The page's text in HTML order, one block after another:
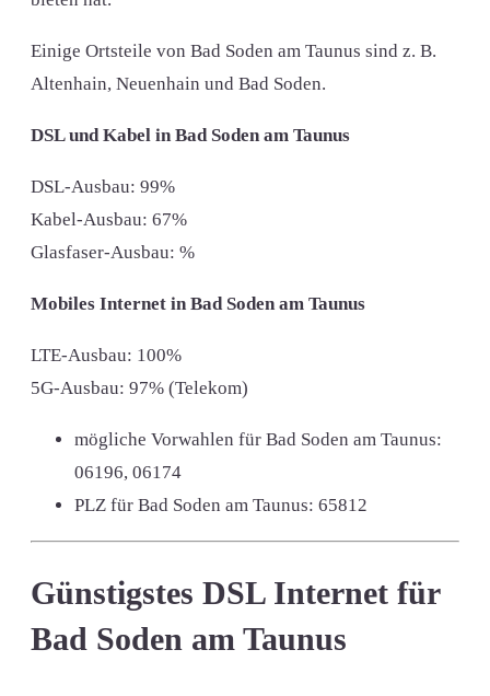
Einige Ortsteile von Bad Soden am Taunus sind z. B.
Altenhain, Neuenhain und Bad Soden.
DSL und Kabel in Bad Soden am Taunus
DSL-Ausbau: 99%
Kabel-Ausbau: 67%
Glasfaser-Ausbau: %
Mobiles Internet in Bad Soden am Taunus
LTE-Ausbau: 100%
5G-Ausbau: 97% (Telekom)
mögliche Vorwahlen für Bad Soden am Taunus:
06196, 06174
PLZ für Bad Soden am Taunus: 65812
Günstigstes DSL Internet für
Bad Soden am Taunus